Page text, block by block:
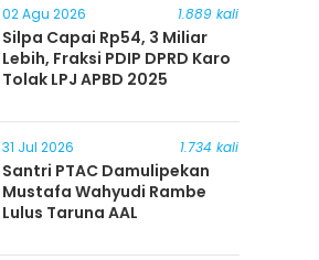
02 Agu 2026 1.889 kali
Silpa Capai Rp54, 3 Miliar
Lebih, Fraksi PDIP DPRD Karo
Tolak LPJ APBD 2025
31 Jul 2026 1.734 kali
Santri PTAC Damulipekan
Mustafa Wahyudi Rambe
Lulus Taruna AAL